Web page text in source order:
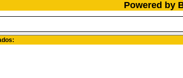
Powered by